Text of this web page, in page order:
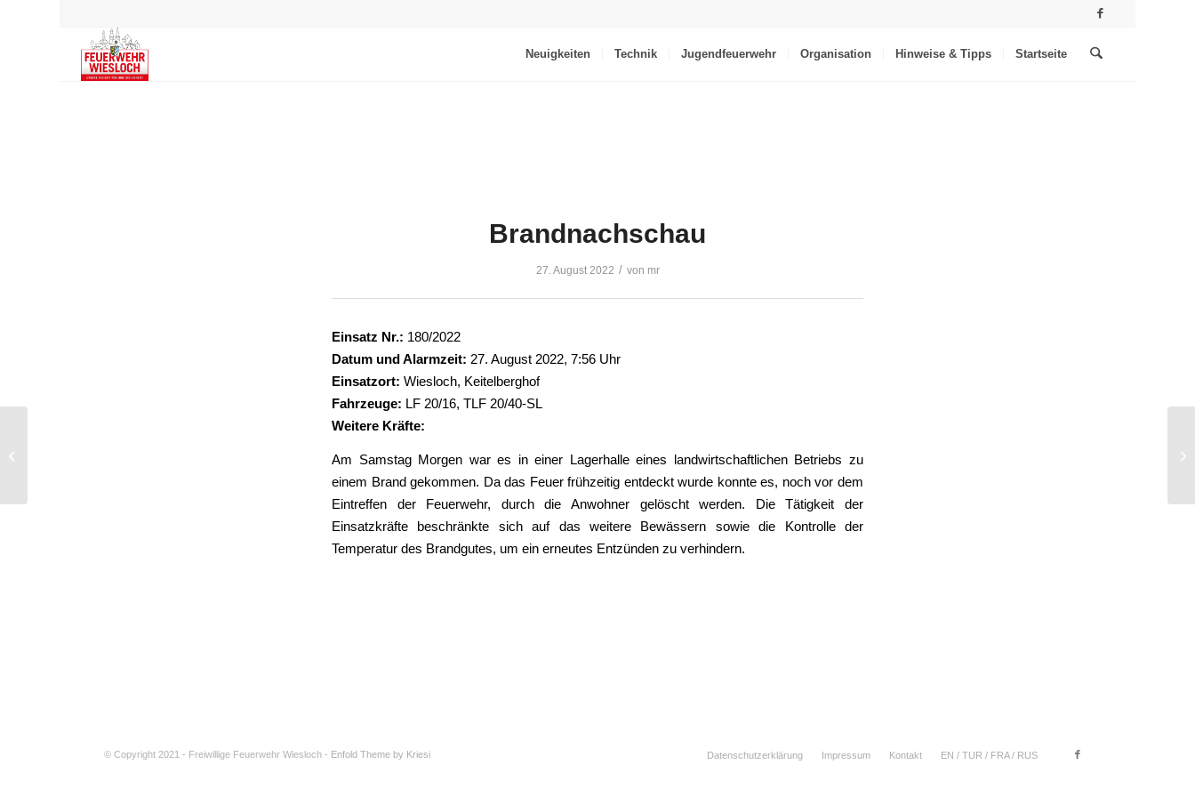
Neuigkeiten Technik Jugendfeuerwehr Organisation Hinweise & Tipps Startseite
Brandnachschau
27. August 2022 / von mr
Einsatz Nr.: 180/2022
Datum und Alarmzeit: 27. August 2022, 7:56 Uhr
Einsatzort: Wiesloch, Keitelberghof
Fahrzeuge: LF 20/16, TLF 20/40-SL
Weitere Kräfte:
Am Samstag Morgen war es in einer Lagerhalle eines landwirtschaftlichen Betriebs zu
einem Brand gekommen. Da das Feuer frühzeitig entdeckt wurde konnte es, noch vor dem
Eintreffen der Feuerwehr, durch die Anwohner gelöscht werden. Die Tätigkeit der
Einsatzkräfte beschränkte sich auf das weitere Bewässern sowie die Kontrolle der
Temperatur des Brandgutes, um ein erneutes Entzünden zu verhindern.
© Copyright 2021 - Freiwillige Feuerwehr Wiesloch - Enfold Theme by Kriesi Datenschutzerklärung Impressum Kontakt EN / TUR / FRA / RUS